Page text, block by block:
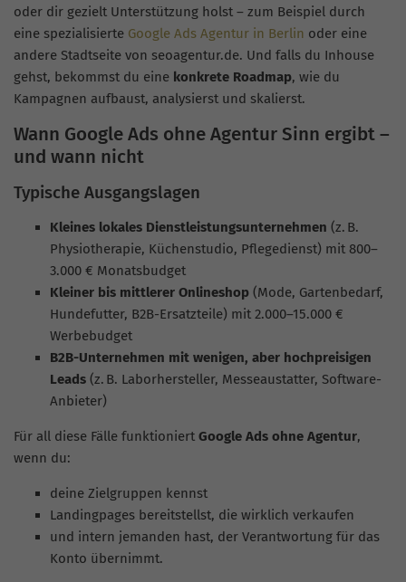
oder dir gezielt Unterstützung holst – zum Beispiel durch
eine spezialisierte Google Ads Agentur in Berlin oder eine
andere Stadtseite von seoagentur.de. Und falls du Inhouse
gehst, bekommst du eine konkrete Roadmap, wie du
Kampagnen aufbaust, analysierst und skalierst.
Wann Google Ads ohne Agentur Sinn ergibt –
und wann nicht
Typische Ausgangslagen
Kleines lokales Dienstleistungsunternehmen (z. B.
Physiotherapie, Küchenstudio, Pflegedienst) mit 800–
3.000 € Monatsbudget
Kleiner bis mittlerer Onlineshop (Mode, Gartenbedarf,
Hundefutter, B2B-Ersatzteile) mit 2.000–15.000 €
Werbebudget
B2B-Unternehmen mit wenigen, aber hochpreisigen
Leads (z. B. Laborhersteller, Messeaustatter, Software-
Anbieter)
Für all diese Fälle funktioniert Google Ads ohne Agentur,
wenn du:
deine Zielgruppen kennst
Landingpages bereitstellst, die wirklich verkaufen
und intern jemanden hast, der Verantwortung für das
Konto übernimmt.